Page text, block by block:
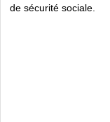
de sécurité sociale.